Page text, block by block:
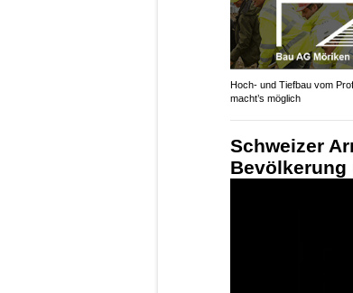
Hoch- und Tiefbau vom
macht’s möglich
Schweizer